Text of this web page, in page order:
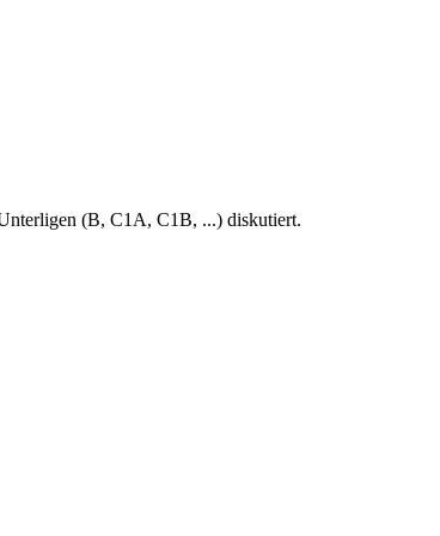
(B, C1A, C1B, ...) diskutiert.